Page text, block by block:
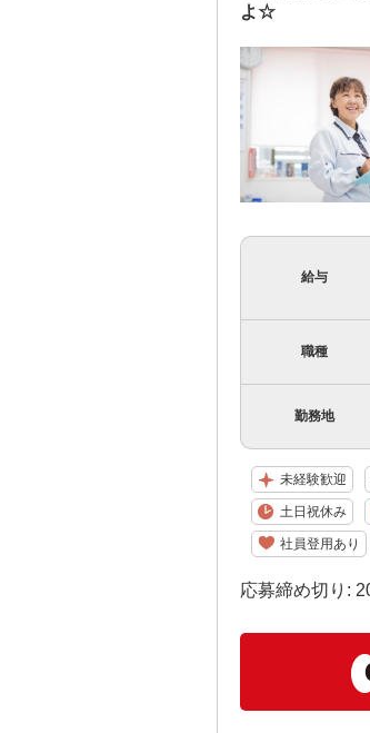
よ☆
給与
職種
勤務地
未経験歓迎
土日祝休み
社員登用あり
応募締め切り: